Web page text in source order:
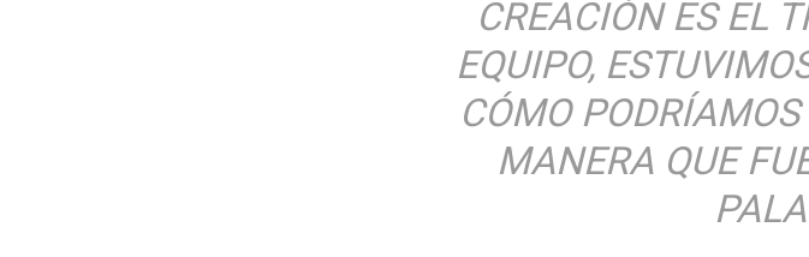
CREACIÓN ES EL
EQUIPO,
CÓMO
MANERA QUE